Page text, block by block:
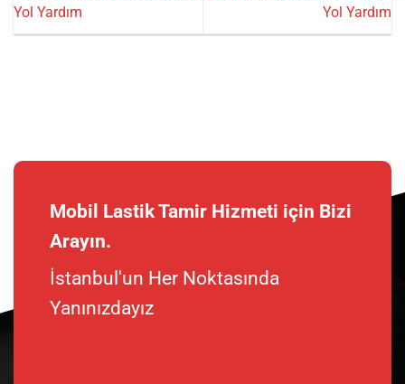
Yol Yardım
Yol Yardım
Mobil Lastik Tamir Hizmeti için Bizi
Arayın.
İstanbul'un Her Noktasında
Yanınızdayız